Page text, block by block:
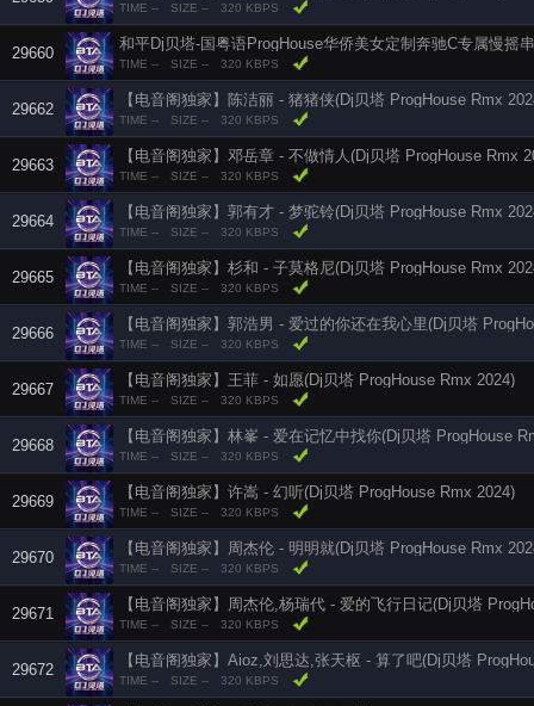
TIME -- SIZE -- 320 KBPS
29660
和平Dj贝塔-国粤语ProgHouse华侨美女定制奔驰C专属慢摇
TIME -- SIZE -- 320 KBPS
29662
【电音阁独家】陈洁丽 - 猪猪侠(Dj贝塔 ProgHouse Rmx
TIME -- SIZE -- 320 KBPS
29663
【电音阁独家】邓岳章 - 不做情人(Dj贝塔 ProgHouse Rmx
TIME -- SIZE -- 320 KBPS
29664
【电音阁独家】郭有才 - 梦驼铃(Dj贝塔 ProgHouse Rmx
TIME -- SIZE -- 320 KBPS
29665
【电音阁独家】杉和 - 子莫格尼(Dj贝塔 ProgHouse Rmx
TIME -- SIZE -- 320 KBPS
29666
【电音阁独家】郭浩男 - 爱过的你还在我心里(Dj贝塔
TIME -- SIZE -- 320 KBPS
29667
【电音阁独家】王菲 - 如愿(Dj贝塔 ProgHouse Rmx 2024)
TIME -- SIZE -- 320 KBPS
29668
【电音阁独家】林峯 - 爱在记忆中找你(Dj贝塔 ProgHouse
TIME -- SIZE -- 320 KBPS
29669
【电音阁独家】许嵩 - 幻听(Dj贝塔 ProgHouse Rmx 2024)
TIME -- SIZE -- 320 KBPS
29670
【电音阁独家】周杰伦 - 明明就(Dj贝塔 ProgHouse Rmx
TIME -- SIZE -- 320 KBPS
29671
【电音阁独家】周杰伦,杨瑞代 - 爱的飞行日记(Dj贝塔
TIME -- SIZE -- 320 KBPS
29672
【电音阁独家】Aioz,刘思达,张天枢 - 算了吧(Dj贝塔
TIME -- SIZE -- 320 KBPS